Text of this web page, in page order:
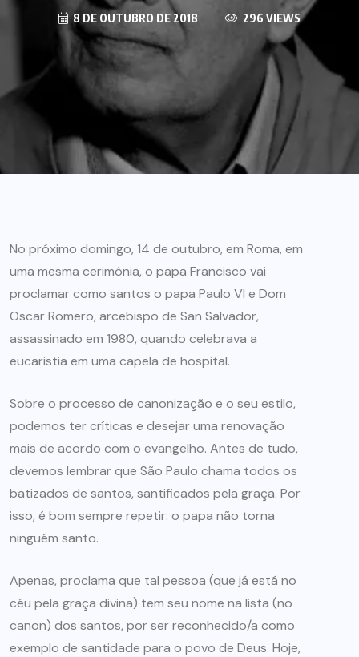
8 DE OUTUBRO DE 2018 296 VIEWS
No próximo domingo, 14 de outubro, em Roma, em
uma mesma cerimônia, o papa Francisco vai
proclamar como santos o papa Paulo VI e Dom
Oscar Romero, arcebispo de San Salvador,
assassinado em 1980, quando celebrava a
eucaristia em uma capela de hospital.
Sobre o processo de canonização e o seu estilo,
podemos ter críticas e desejar uma renovação
mais de acordo com o evangelho. Antes de tudo,
devemos lembrar que São Paulo chama todos os
batizados de santos, santificados pela graça. Por
isso, é bom sempre repetir: o papa não torna
ninguém santo.
Apenas, proclama que tal pessoa (que já está no
céu pela graça divina) tem seu nome na lista (no
canon) dos santos, por ser reconhecido/a como
exemplo de santidade para o povo de Deus. Hoje,